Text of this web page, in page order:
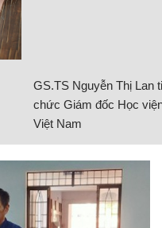
GS.TS Nguyễn Thị Lan
chức Giám đốc Học
Việt Nam